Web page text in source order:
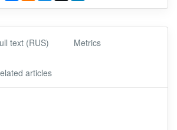
text (RUS) Metrics
articles